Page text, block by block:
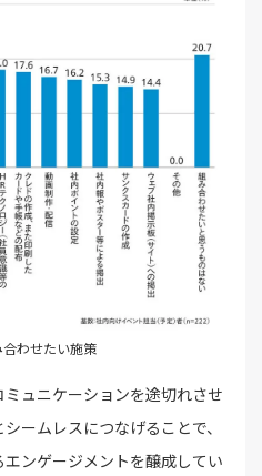
わせたい施策
ュニケーションを途切れさせ
ームレスにつなげることで、
ンゲージメントを醸成してい